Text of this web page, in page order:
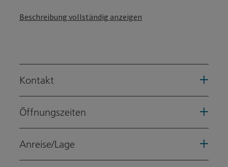
Beschreibung vollständig anzeigen
Kontakt
Öffnungszeiten
Anreise/Lage